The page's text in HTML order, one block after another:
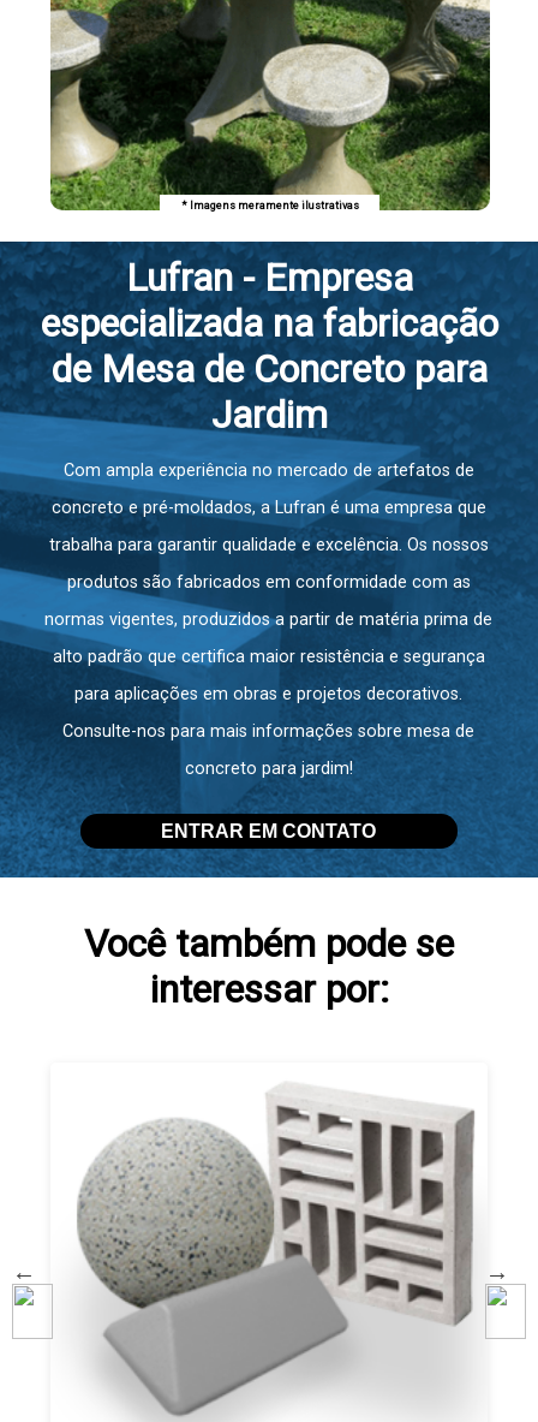
* Imagens meramente ilustrativas
Lufran - Empresa
especializada na fabricação
de Mesa de Concreto para
Jardim
Com ampla experiência no mercado de artefatos de
concreto e pré-moldados, a Lufran é uma empresa que
trabalha para garantir qualidade e excelência. Os nossos
produtos são fabricados em conformidade com as
normas vigentes, produzidos a partir de matéria prima de
alto padrão que certifica maior resistência e segurança
para aplicações em obras e projetos decorativos.
Consulte-nos para mais informações sobremesa de
concreto para jardim!
ENTRAR EM CONTATO
Você também pode se
interessar por: